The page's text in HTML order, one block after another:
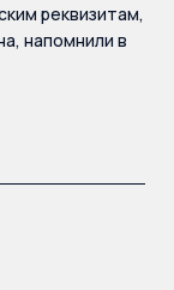
реквизитам,
напомнили в